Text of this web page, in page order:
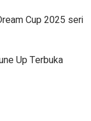
Cup 2025 seri
Up Terbuka